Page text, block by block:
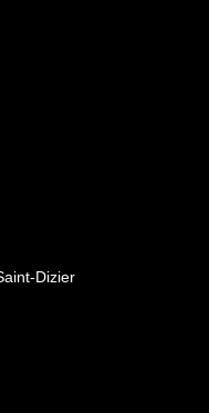
Dizier